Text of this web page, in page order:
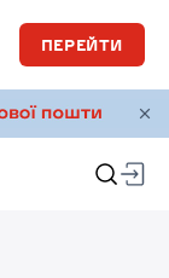
ПЕРЕЙТИ